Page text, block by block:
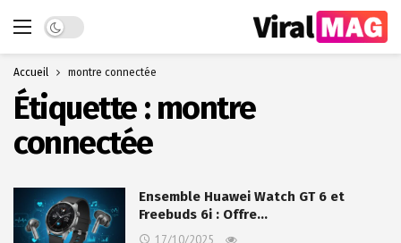
Dark mode
Accueil montre connectée
Étiquette : montre
connectée
Ensemble Huawei Watch GT 6 et
Freebuds 6i : Offre…
17/10/2025